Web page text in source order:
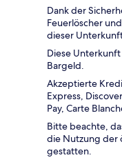
Dank der
Feuerlöscher
dieser
Diese
Bargeld.
Akzeptierte
Express,
Pay, Carte
Bitte beachte,
die Nutzung der
gestatten.